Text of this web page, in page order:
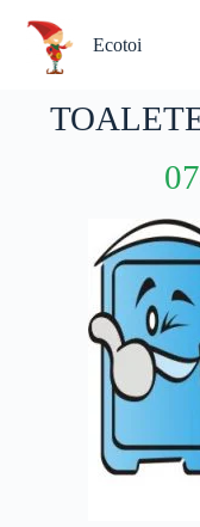
Ecotoi